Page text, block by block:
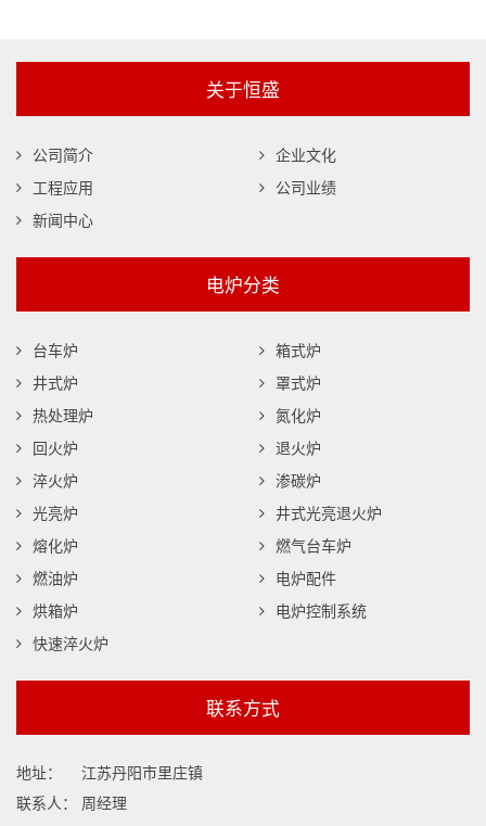
关于恒盛
公司简介
企业文化
工程应用
公司业绩
新闻中心
电炉分类
台车炉
箱式炉
井式炉
罩式炉
热处理炉
氮化炉
回火炉
退火炉
淬火炉
渗碳炉
光亮炉
井式光亮退火炉
熔化炉
燃气台车炉
燃油炉
电炉配件
烘箱炉
电炉控制系统
快速淬火炉
联系方式
地址：
江苏丹阳市里庄镇
联系人：
周经理